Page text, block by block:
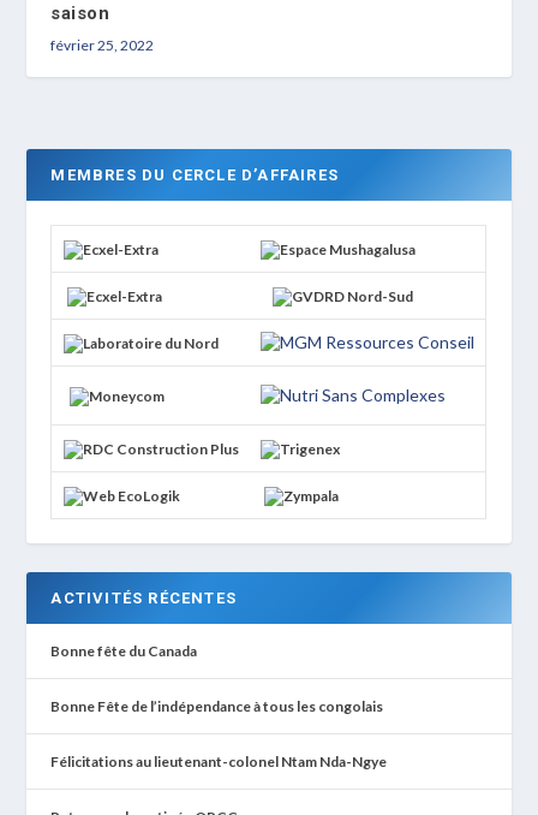
saison
février 25, 2022
MEMBRES DU CERCLE D’AFFAIRES
ACTIVITÉS RÉCENTES
Bonne fête du Canada
Bonne Fête de l’indépendance à tous les congolais
Félicitations au lieutenant-colonel Ntam Nda-Ngye